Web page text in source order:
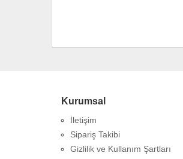
Kurumsal
İletişim
Sipariş Takibi
Gizlilik ve Kullanım Şartları